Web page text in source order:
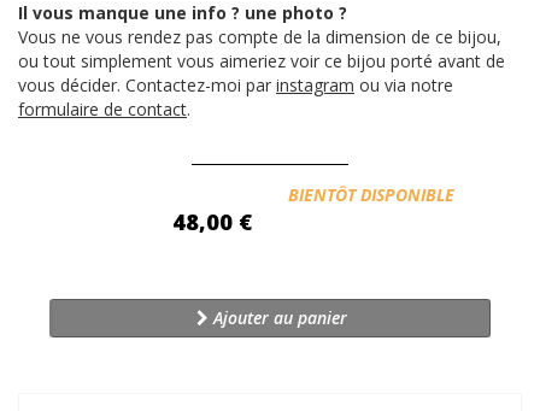
Il vous manque une info ? une photo ?
Vous ne vous rendez pas compte de la dimension de ce bijou,
ou tout simplement vous aimeriez voir ce bijou porté avant de
vous décider. Contactez-moi par instagram ou via notre
formulaire de contact.
48,00 €
Disponibilité:
BIENTÔT DISPONIBLE
Ajouter au panier